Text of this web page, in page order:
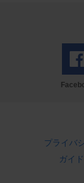
プライバ
ガイ